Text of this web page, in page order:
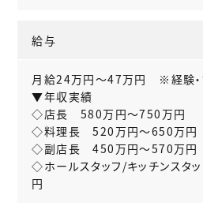
給与
月給24万円～47万円 ※経験・
▼年収実績
◇店長 580万円〜750万円
◇料理長 520万円〜650万円
◇副店長 450万円〜570万円
◇ホールスタッフ/キッチンス
円